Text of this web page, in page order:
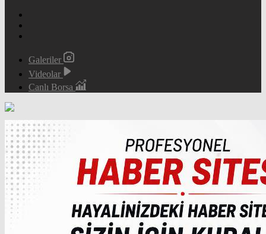
Galeriler
Videolar
Canlı Borsa